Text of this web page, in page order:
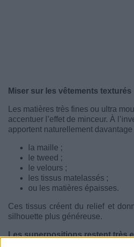
Miser sur les vêtements texturés
Les matières très fines ou ultra
accentuer l’effet de minceur. À
apportent naturellement
la maille ;
le tweed ;
le velours ;
les tissus matelassés ;
ou les matières épaisses.
Ces tissus créent du relief et
silhouette plus généreuse.
Les superpositions restent très